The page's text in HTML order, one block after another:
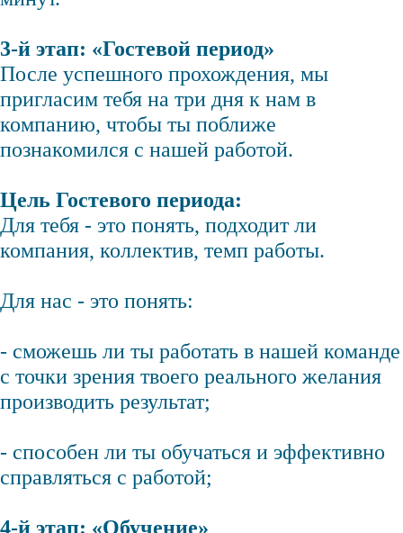
3-й этап: «Гостевой период»
После успешного прохождения, мы
пригласим тебя на три дня к нам в
компанию, чтобы ты поближе
познакомился с нашей работой.
Цель Гостевого периода:
Для тебя - это понять, подходит ли
компания, коллектив, темп работы.
Для нас - это понять:
- сможешь ли ты работать в нашей команде
с точки зрения твоего реального желания
производить результат;
- способен ли ты обучаться и эффективно
справляться с работой;
4-й этап: «Обучение»